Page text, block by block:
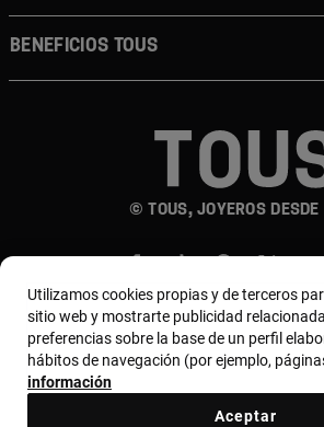
© TOUS, JOYEROS
Beneficios TOUS
País y moneda:México /
Utilizamos cookies propias y de terceros
sitio web y mostrarte publicidad
preferencias sobre la base de un perfil
hábitos de navegación (por ejemplo,
información
Aceptar